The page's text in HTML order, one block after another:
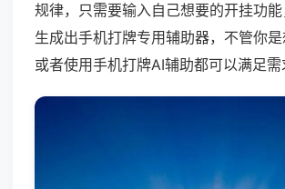
规律，只需要输入自己想要的开挂功
生成出手机打牌专用辅助器，不管你
或者使用手机打牌AI辅助都可以满足需